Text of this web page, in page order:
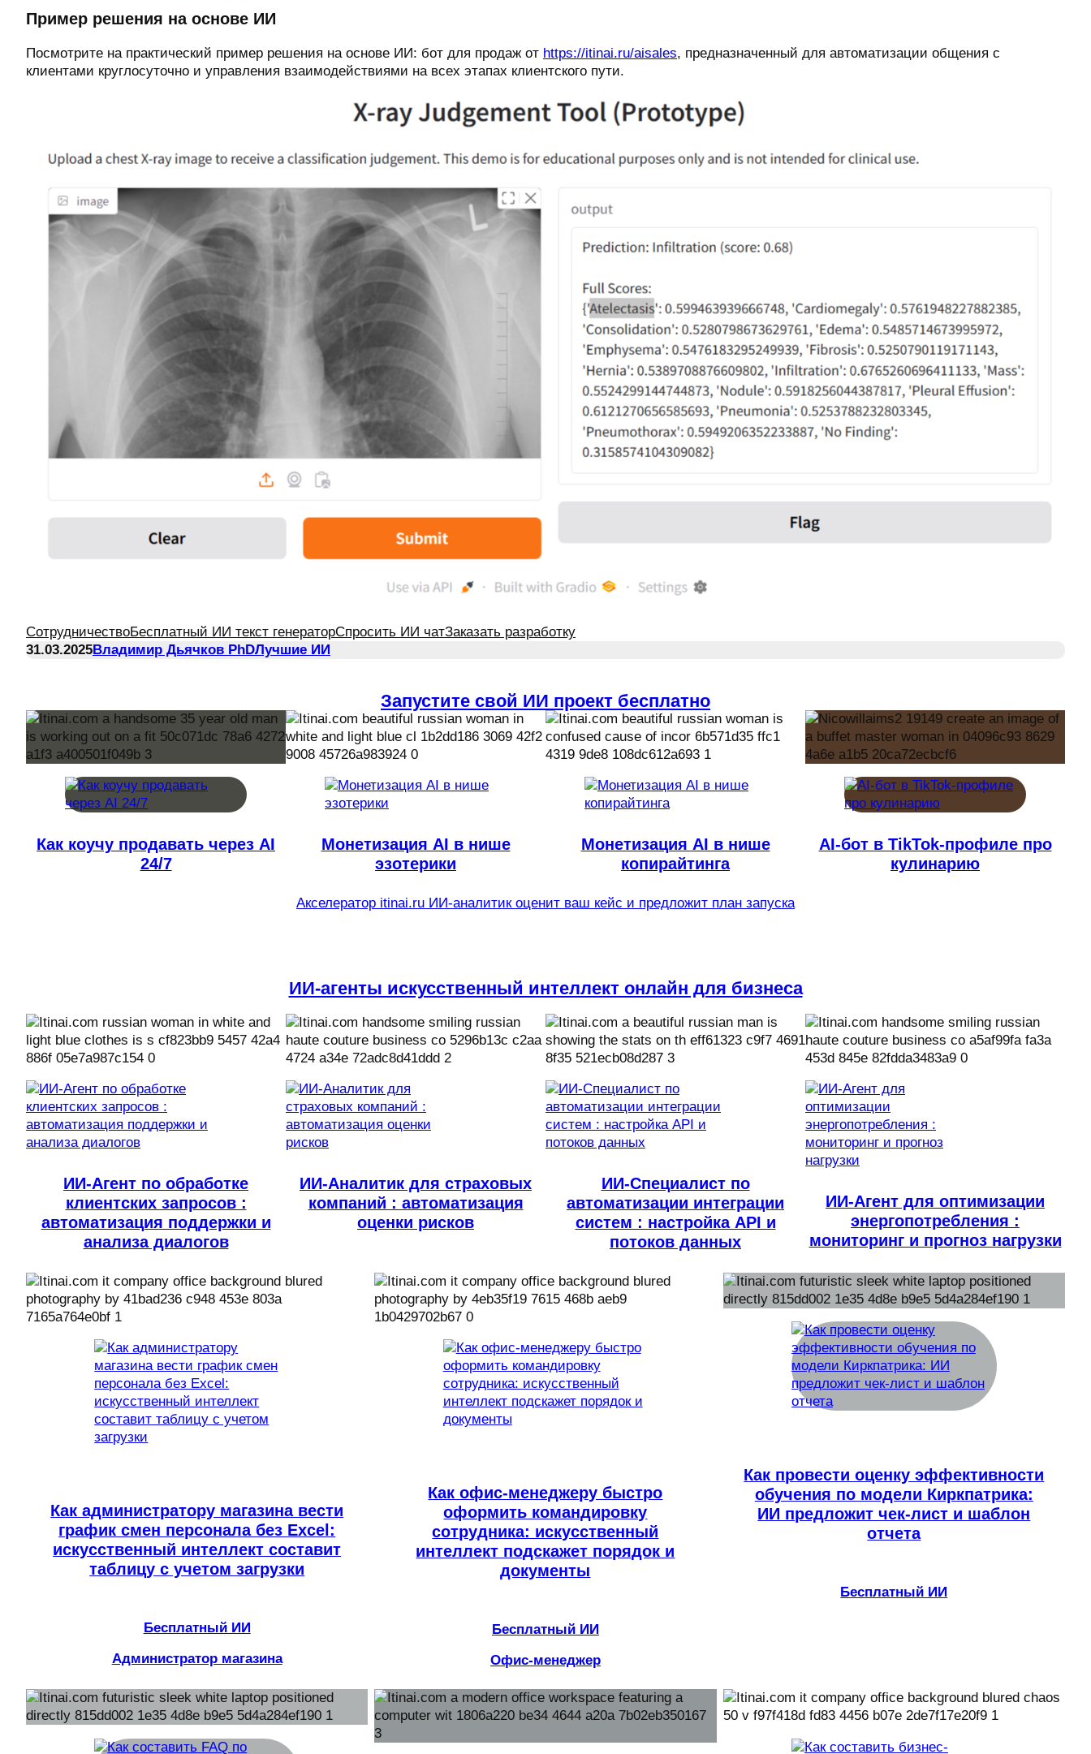
Пример решения на основе ИИ
Посмотрите на практический пример решения на основе ИИ: бот для продаж от https://itinai.ru/aisales, предназначенный для автоматизации общения с
клиентами круглосуточно и управления взаимодействиями на всех этапах клиентского пути.
СотрудничествоБесплатный ИИ текст генераторСпросить ИИ чатЗаказать разработку
31.03.2025Владимир Дьячков PhDЛучшие ИИ
Запустите свой ИИ проект бесплатно
Как коучу продавать через AI
24/7
Монетизация AI в нише
эзотерики
Монетизация AI в нише
копирайтинга
AI-бот в TikTok-профиле про
кулинарию
Акселератор itinai.ru ИИ-аналитик оценит ваш кейс и предложит план запуска
ИИ-агенты искусственный интеллект онлайн для бизнеса
ИИ-Агент по обработке
клиентских запросов :
автоматизация поддержки и
анализа диалогов
ИИ-Аналитик для страховых
компаний : автоматизация
оценки рисков
ИИ-Специалист по
автоматизации интеграции
систем : настройка API и
потоков данных
ИИ-Агент для оптимизации
энергопотребления :
мониторинг и прогноз нагрузки
Как администратору магазина вести
график смен персонала без Excel:
искусственный интеллект составит
таблицу с учетом загрузки
Бесплатный ИИ
Администратор магазина
Как офис-менеджеру быстро
оформить командировку
сотрудника: искусственный
интеллект подскажет порядок и
документы
Бесплатный ИИ
Офис-менеджер
Как провести оценку эффективности
обучения по модели Киркпатрика:
ИИ предложит чек-лист и шаблон
отчета
Бесплатный ИИ